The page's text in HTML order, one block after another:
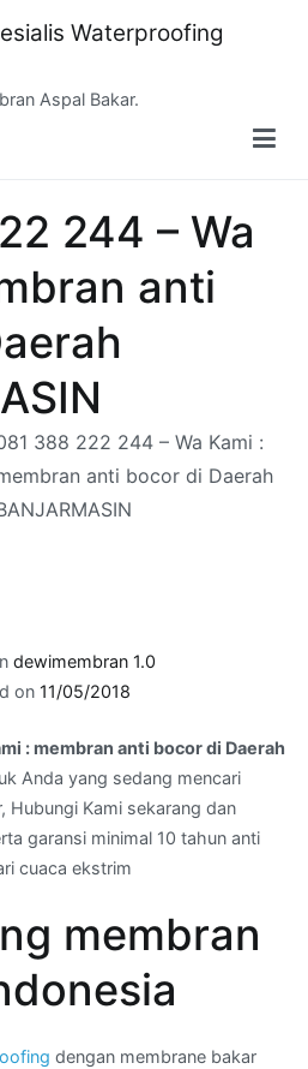
Waterproofing
Aspal Bakar.
244 – Wa
anti
388 222 244 – Wa Kami :
anti bocor di Daerah
dewimembran 1.0
on 11/05/2018
: membran anti bocor di Daerah
Anda yang sedang mencari
Hubungi Kami sekarang dan
garansi minimal 10 tahun anti
cuaca ekstrim
membran
dengan membrane bakar